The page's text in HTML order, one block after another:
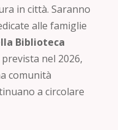
in città. Saranno
alle famiglie
Biblioteca
nel 2026,
comunità
a circolare